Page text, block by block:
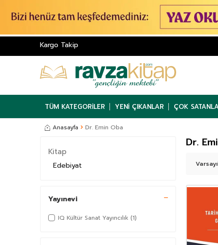
Kargo Takip
TÜM KATEGORILER YENI ÇIKANLAR ÇOK
Anasayfa Dr. Emin Oba
Kitap
Edebiyat
Yayınevi
IQ Kültür Sanat Yayıncılık (1)
Dr.